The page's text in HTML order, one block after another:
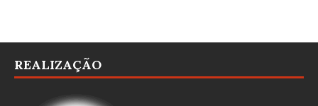
REALIZAÇÃO